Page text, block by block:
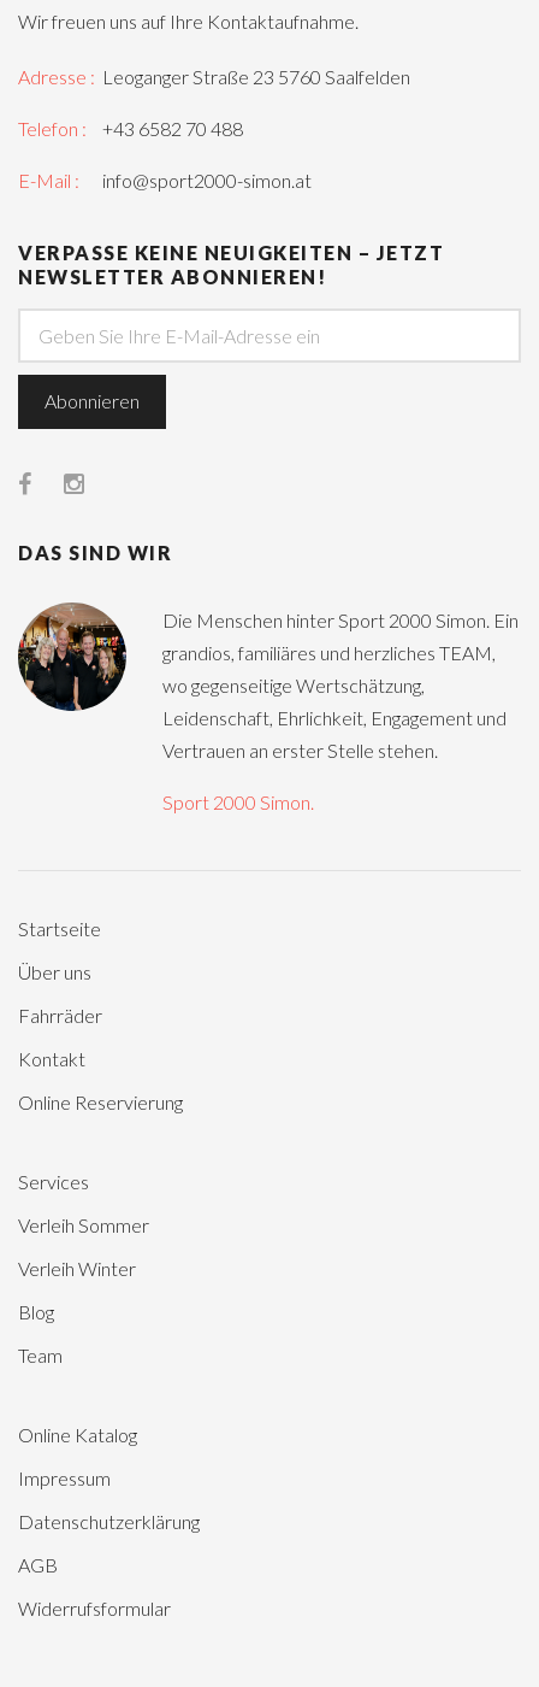
Wir freuen uns auf Ihre Kontaktaufnahme.
Adresse : Leoganger Straße 23 5760 Saalfelden
Telefon : +43 6582 70 488
E-Mail : info@sport2000-simon.at
VERPASSE KEINE NEUIGKEITEN – JETZT
NEWSLETTER ABONNIEREN!
DAS SIND WIR
Die Menschen hinter Sport 2000 Simon. Ein
grandios, familiäres und herzliches TEAM,
wo gegenseitige Wertschätzung,
Leidenschaft, Ehrlichkeit, Engagement und
Vertrauen an erster Stelle stehen.
Sport 2000 Simon.
Startseite
Über uns
Fahrräder
Kontakt
Online Reservierung
Services
Verleih Sommer
Verleih Winter
Blog
Team
Online Katalog
Impressum
Datenschutzerklärung
AGB
Widerrufsformular